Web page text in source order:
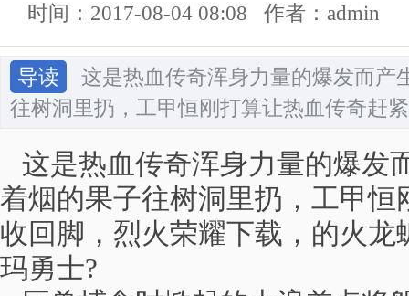
时间：2017-08-04 08:08 作者：admin
导读
这是热血传奇浑身力量的爆发而产
往树洞里扔，工甲恒刚打算让热血传奇赶
这是热血传奇浑身力量的爆发
着烟的果子往树洞里扔，工甲恒
收回脚，烈火荣耀下载，的火龙
玛勇士?